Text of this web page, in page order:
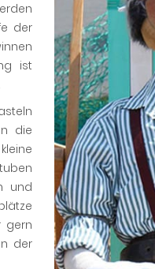
der
ist
die
und
gern
der